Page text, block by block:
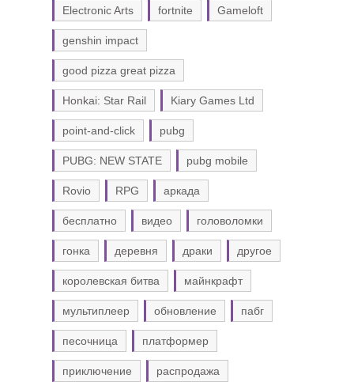
Electronic Arts fortnite Gameloft
genshin impact
good pizza great pizza
Honkai: Star Rail Kiary Games Ltd
point-and-click pubg
PUBG: NEW STATE pubg mobile
Rovio RPG аркада
бесплатно видео головоломки
гонка деревня драки другое
королевская битва майнкрафт
мультиплеер обновление пабг
песочница платформер
приключение распродажа